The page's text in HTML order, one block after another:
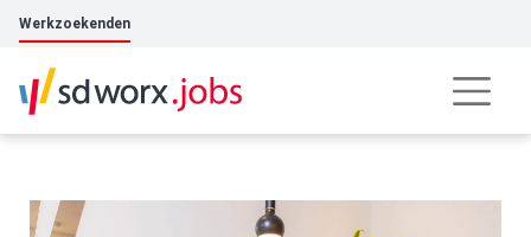
Werkzoekenden